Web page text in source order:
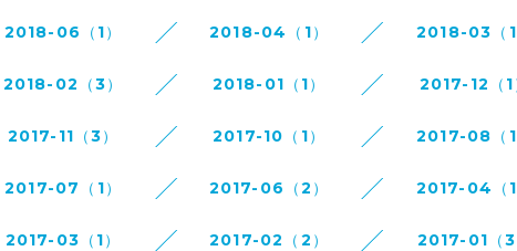
2018-06（1） 2018-04（1） 2018-03（1
2018-02（3） 2018-01（1） 2017-12（1
2017-11（3） 2017-10（1） 2017-08（1
2017-07（1） 2017-06（2） 2017-04（1
2017-03（1） 2017-02（2） 2017-01（3